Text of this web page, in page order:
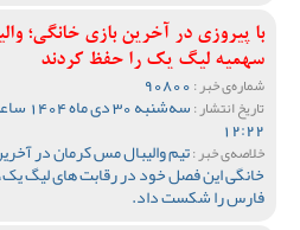
با پیروزی در آخرین بازی خانگی؛
سهمیه لیگ یک را حفظ کردند
شماره‌ی خبر :
تاریخ انتشار : سه‌شنبه 30 دی
12:22
خلاصه‌ی خبر :تیم والیبال مس کرمان در
فارس را شکست داد.